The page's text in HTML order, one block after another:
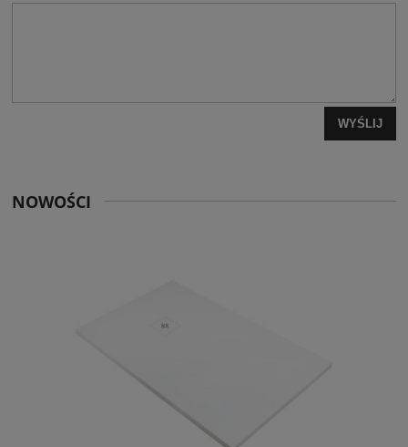
WYŚLIJ
NOWOŚCI